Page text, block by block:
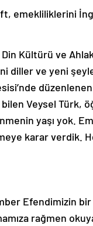
emekliliklerini
Kültürü ve
diller ve yeni
Veysel Türk,
yaşı yok.
karar verdik.
Efendimizin
rağmen